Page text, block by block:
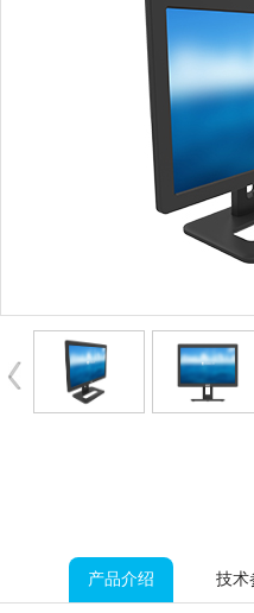
产品介绍 技术